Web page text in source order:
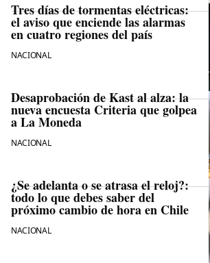
Tres días de tormentas eléctricas:
el aviso que enciende las alarmas
en cuatro regiones del país
NACIONAL
Desaprobación de Kast al alza: la
nueva encuesta Criteria que golpea
a La Moneda
NACIONAL
¿Se adelanta o se atrasa el reloj?:
todo lo que debes saber del
próximo cambio de hora en Chile
NACIONAL